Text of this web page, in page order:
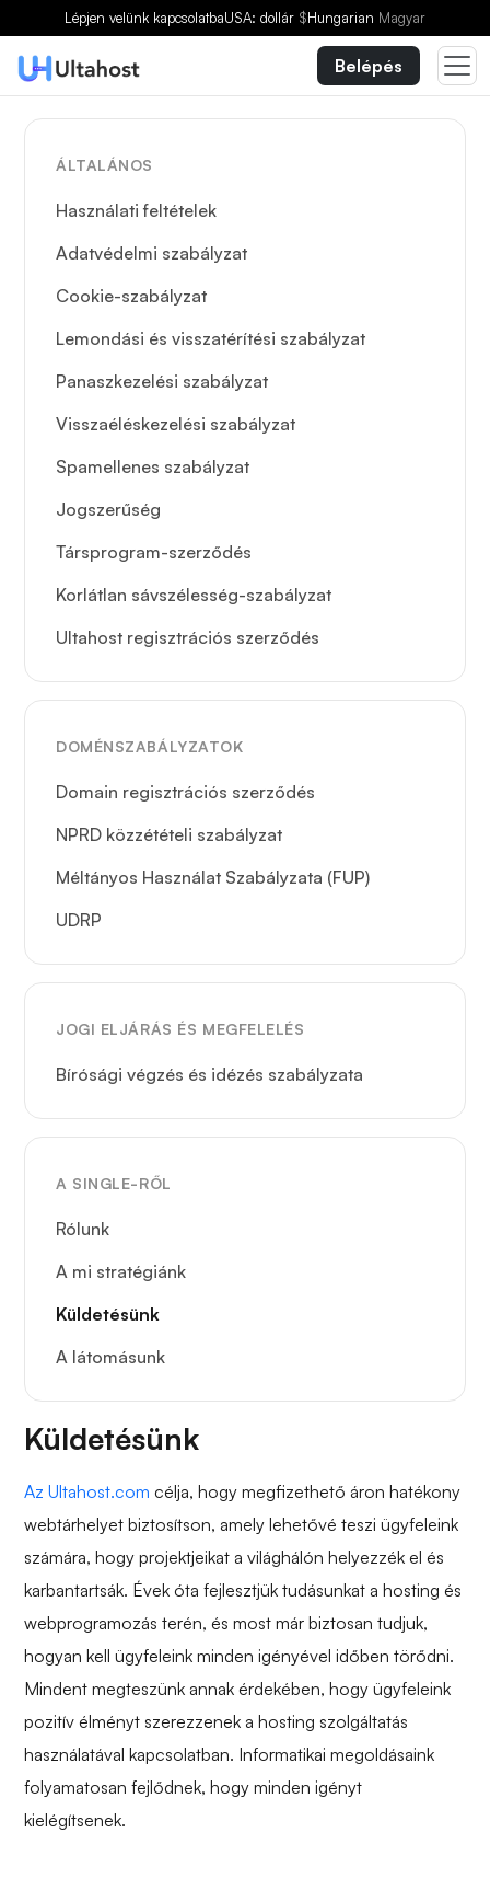
Lépjen velünk kapcsolatbaUSA: dollár $Hungarian Magyar
Belépés
ÁLTALÁNOS
Használati feltételek
Adatvédelmi szabályzat
Cookie-szabályzat
Lemondási és visszatérítési szabályzat
Panaszkezelési szabályzat
Visszaéléskezelési szabályzat
Spamellenes szabályzat
Jogszerűség
Társprogram-szerződés
Korlátlan sávszélesség-szabályzat
Ultahost regisztrációs szerződés
DOMÉNSZABÁLYZATOK
Domain regisztrációs szerződés
NPRD közzétételi szabályzat
Méltányos Használat Szabályzata (FUP)
UDRP
JOGI ELJÁRÁS ÉS MEGFELELÉS
Bírósági végzés és idézés szabályzata
A SINGLE-RŐL
Rólunk
A mi stratégiánk
Küldetésünk
A látomásunk
Küldetésünk
Az Ultahost.com célja, hogy megfizethető áron hatékony
webtárhelyet biztosítson, amely lehetővé teszi ügyfeleink
számára, hogy projektjeikat a világhálón helyezzék el és
karbantartsák. Évek óta fejlesztjük tudásunkat a hosting és
webprogramozás terén, és most már biztosan tudjuk,
hogyan kell ügyfeleink minden igényével időben törődni.
Mindent megteszünk annak érdekében, hogy ügyfeleink
pozitív élményt szerezzenek a hosting szolgáltatás
használatával kapcsolatban. Informatikai megoldásaink
folyamatosan fejlődnek, hogy minden igényt
kielégítsenek.